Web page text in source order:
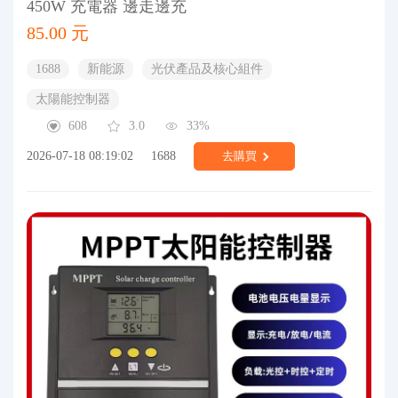
450W 充電器 邊走邊充
85.00 元
1688 新能源 光伏產品及核心組件
太陽能控制器
608
3.0 33%
2026-07-18 08:19:02 1688 去購買